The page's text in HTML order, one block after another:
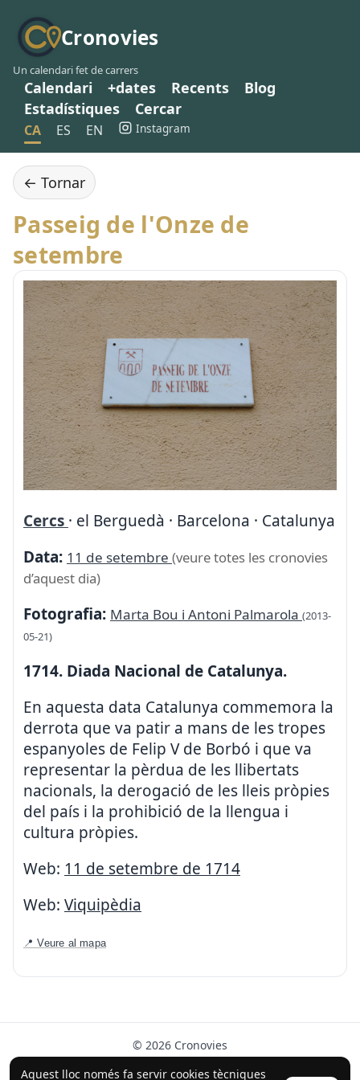
Cronovies
Un calendari fet de carrers
Calendari +dates Recents
Blog
Estadístiques
Cercar
CA ES EN Instagram
Aquest lloc només fa servir cookies tècniques
← Tornar
Passeig de l'Onze de
setembre
Cercs · el Berguedà · Barcelona · Catalunya
Data: 11 de setembre (veure totes les cronovies
d’aquest dia)
Fotografia: Marta Bou i Antoni Palmarola (2013-
05-21)
1714. Diada Nacional de Catalunya.
En aquesta data Catalunya commemora la
derrota que va patir a mans de les tropes
espanyoles de Felip V de Borbó i que va
representar la pèrdua de les llibertats
nacionals, la derogació de les lleis pròpies
del país i la prohibició de la llengua i
cultura pròpies.
Web: 11 de setembre de 1714
Web: Viquipèdia
📍 Veure al mapa
© 2026 Cronovies
Història als carrers · Desenvolupat amb l’ajuda de la IA